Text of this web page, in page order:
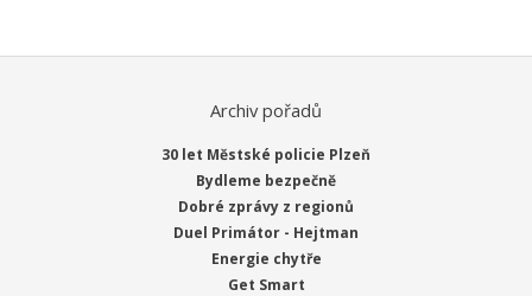
Archiv pořadů
30 let Městské policie Plzeň
Bydleme bezpečně
Dobré zprávy z regionů
Duel Primátor - Hejtman
Energie chytře
Get Smart